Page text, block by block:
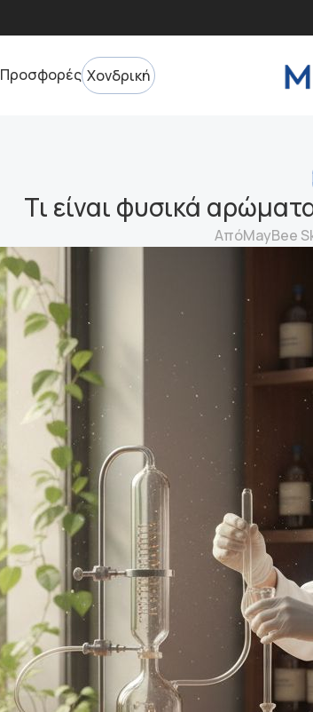
Προσφορές Χονδρική
Τι είναι φυσικά
ΑπόMayBee